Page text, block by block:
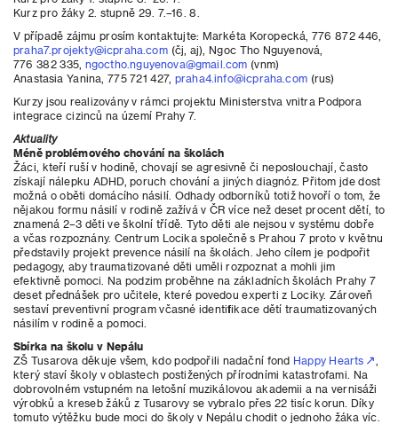
Kurz pro žáky 2. stupně 29. 7.–16. 8.
V případě zájmu prosím kontaktujte: Markéta Koropecká, 776 872 446,
praha7.projekty@icpraha.com(čj, aj), Ngoc Tho Nguyenová,
776 382 335, ngoctho.nguyenova@gmail.com (vnm)
Anastasia Yanina, 775 721 427, praha4.info@icpraha.com(rus)
Kurzy jsou realizovány v rámci projektu Ministerstva vnitra Podpora
integrace cizinců na území Prahy 7.
Aktuality
Méně problémového chování na školách
Žáci, kteří ruší v hodině, chovají se agresivně či neposlouchají, často
získají nálepku ADHD, poruch chování a jiných diagnóz. Přitom jde dost
možná o oběti domácího násilí. Odhady odborníků totiž hovoří o tom, že
nějakou formu násilí v rodině zažívá v ČR více než deset procent dětí, to
znamená 2–3 děti ve školní třídě. Tyto děti ale nejsou v systému dobře
a včas rozpoznány. Centrum Locika společně s Prahou 7 proto v květnu
představily projekt prevence násilí na školách. Jeho cílem je podpořit
pedagogy, aby traumatizované děti uměli rozpoznat a mohli jim
efektivně pomoci. Na podzim proběhne na základních školách Prahy 7
deset přednášek pro učitele, které povedou experti z Lociky. Zároveň
sestaví preventivní program včasné identifikace dětí traumatizovaných
násilím v rodině a pomoci.
Sbírka na školu v Nepálu
ZŠ Tusarova děkuje všem, kdo podpořili nadační fond Happy Hearts
který staví školy v oblastech postižených přírodními katastrofami. Na
dobrovolném vstupném na letošní muzikálovou akademii a na vernisáži
výrobků a kreseb žáků z Tusarovy se vybralo přes 22 tisíc korun. Díky
tomuto výtěžku bude moci do školy v Nepálu chodit o jednoho žáka víc.